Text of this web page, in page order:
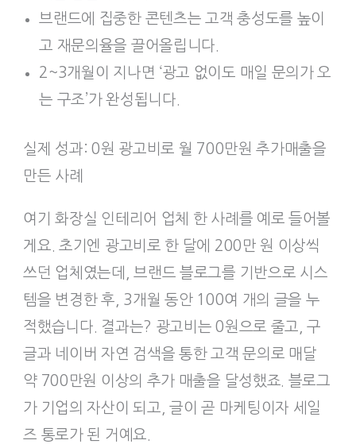
브랜드에 집중한 콘텐츠는 고객 충성도를 높이
고 재문의율을 끌어올립니다.
2~3개월이 지나면 ‘광고 없이도 매일 문의가 오
는 구조’가 완성됩니다.
실제 성과: 0원 광고비로 월 700만원 추가매출을
만든 사례
여기 화장실 인테리어 업체 한 사례를 예로 들어볼
게요. 초기엔 광고비로 한 달에 200만 원 이상씩
쓰던 업체였는데, 브랜드 블로그를 기반으로 시스
템을 변경한 후, 3개월 동안 100여 개의 글을 누
적했습니다. 결과는? 광고비는 0원으로 줄고, 구
글과 네이버 자연 검색을 통한 고객 문의로 매달
약 700만원 이상의 추가 매출을 달성했죠. 블로그
가 기업의 자산이 되고, 글이 곧 마케팅이자 세일
즈 통로가 된 거예요.